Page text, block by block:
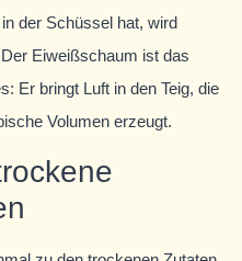
der Schüssel hat, wird
Eiweißschaum ist das
Er bringt Luft in den Teig, die
Volumen erzeugt.